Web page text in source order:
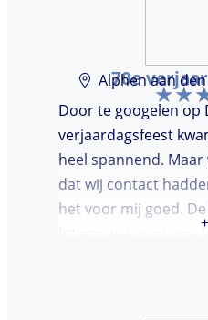
70e
Alphen aan
Door te googelen op
verjaardagsfeest
heel spannend.
dat wij contact
het voor mij goed.
Intiem was voor ons
+